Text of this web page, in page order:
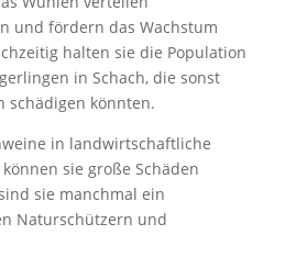
und fördern das Wachstum
halten sie die Population
in Schach, die sonst
schädigen könnten.
in landwirtschaftliche
sie große Schäden
sie manchmal ein
Naturschützern und